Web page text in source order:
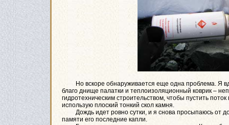
Но вскоре обнаруживается еще одна проблема. Я
благо днище палатки и теплоизоляционный коврик –
гидротехническим строительством, чтобы пустить
использую плоский тонкий скол камня.
Дождь идет ровно сутки, и я снова просыпаюсь от
памяти его последние капли.